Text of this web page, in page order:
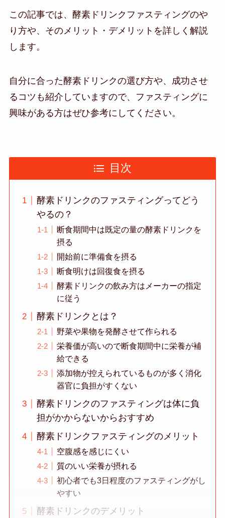
この記事では、酵素ドリンクファスティングのや
り方や、そのメリット・デメリットを詳しく解説
します。
自分に合った酵素ドリンクの選び方や、成功させ
るコツも紹介していますので、ファスティングに
興味がある方はぜひ参考にしてください。
目次
酵素ドリンクのファスティングってどう
やるの？
断食期間中は既定の量の酵素ドリンクを
摂る
開始前に準備食を摂る
断食明けは回復食を摂る
酵素ドリンクの飲み方はメーカーの指定
に従う
酵素ドリンクとは？
野菜や果物を発酵させて作られる
栄養価が高いので断食期間中に栄養が補
給できる
添加物が控えられているものが多く消化
器官に負担がすくない
酵素ドリンクのファスティングは体に負
担がかからないからおすすめ
酵素ドリンクファスティングのメリット
空腹感を感じにくい
質のいい栄養が摂れる
初心者でも3日程度のファスティングがし
やすい
酵素ドリンクのデメリット